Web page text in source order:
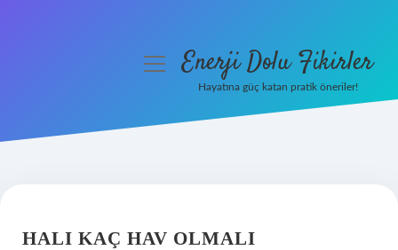
Hakkımızda
menüyüEnerji Dolu Fikirler
Hayatına güç katan pratik öneriler!
HALI KAÇ HAV OLMALI